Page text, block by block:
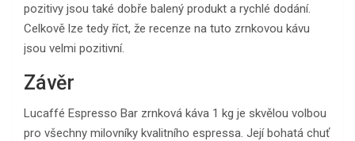
pozitivy jsou také dobře balený produkt a rychlé dodání.
Celkově lze tedy říct, že recenze na tuto zrnkovou kávu
jsou velmi pozitivní.
Závěr
Lucaffé Espresso Bar zrnková káva 1 kg je skvělou volbou
pro všechny milovníky kvalitního espressa. Její bohatá chuť